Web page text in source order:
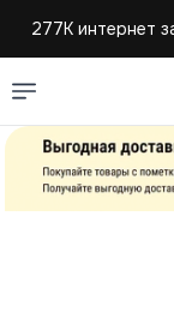
277К интернет
Создаем и